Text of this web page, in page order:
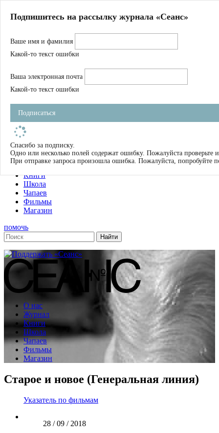
Магазин
Журнал
Школа
Устав
Фильмы
Имена
Тэги
О нас
Журнал
Книги
Школа
Чапаев
Фильмы
Магазин
помочь
О нас
Журнал
Книги
Школа
Чапаев
Фильмы
Магазин
Старое и новое (Генеральная линия)
Указатель по фильмам
28 / 09 / 2018
Подпишитесь на рассылку журнала «Сеанс»
Ваше имя и фамилия
Какой-то текст ошибки
Ваша электронная почта
Какой-то текст ошибки
Подписаться
Спасибо за подписку.
Одно или несколько полей содержат ошибку. Пожалуйста проверьте
При отправке запроса произошла ошибка. Пожалуйста, попробуйте